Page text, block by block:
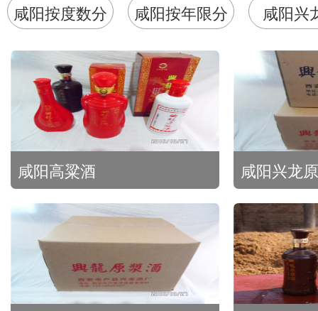
咸阳按度数分 咸阳按年限分 咸阳兴
咸阳高粱酒 咸阳兴龙